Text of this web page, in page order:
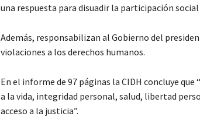
una respuesta para disuadir la participación
Además, responsabilizan al Gobierno del
violaciones a los derechos humanos.
En el informe de 97 páginas la CIDH concluye
a la vida, integridad personal, salud, libertad
acceso a la justicia”.